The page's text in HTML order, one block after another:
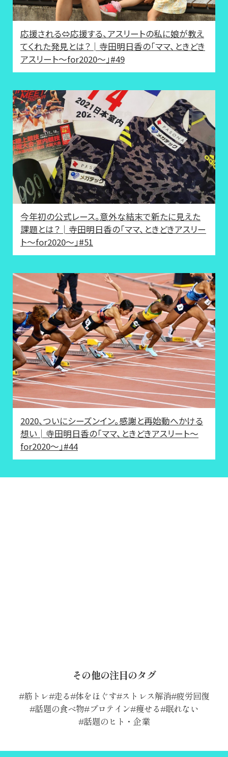
応援される⇔応援する、アスリートの私に娘が教え
てくれた発見とは？│寺田明日香の「ママ、ときどき
アスリート〜for2020〜」#49
今年初の公式レース。意外な結末で新たに見えた
課題とは？│寺田明日香の「ママ、ときどきアスリー
ト〜for2020〜」#51
2020、ついにシーズンイン。感謝と再始動へかける
想い│寺田明日香の「ママ、ときどきアスリート〜
for2020〜」#44
その他の注目のタグ
筋トレ 走る 体をほぐす ストレス解消 疲労回復
話題の食べ物 プロテイン 痩せる 眠れない
話題のヒト・企業